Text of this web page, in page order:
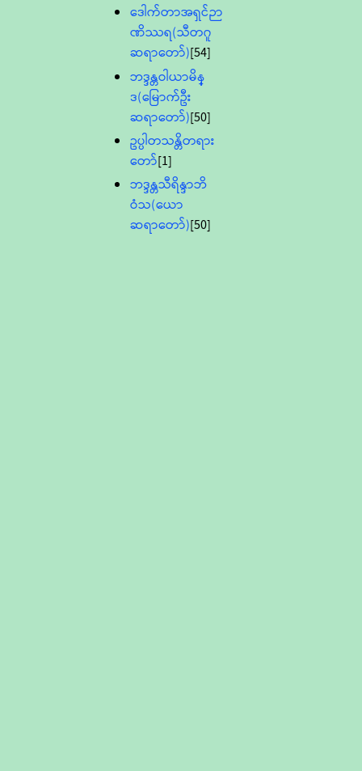
ဒေါက်တာအရှင်ဉာ
ဏိဿရ(သီတဂူ
ဆရာတော်)[54]
ဘဒ္ဒန္တဝါယာမိန္
ဒ(မြောက်ဦး
ဆရာတော်)[50]
ဥပ္ပါတသန္တိတရား
တော်[1]
ဘဒ္ဒန္တသီရိန္ဒာဘိ
ဝံသ(ယော
ဆရာတော်)[50]